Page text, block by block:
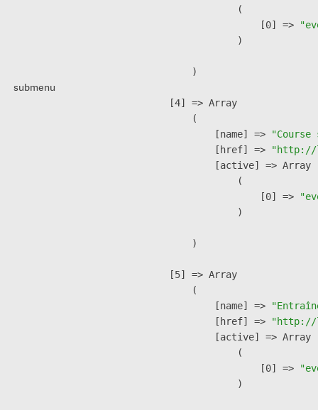
submenu
                (
                    [0] =>
                )
        )
    [4] => Array
        (
            [name] =>
            [href] =>
"http://
            [active] => Array
                (
                    [0] =>
                )
        )
    [5] => Array
        (
            [name] =>
            [href] =>
"http://
            [active] => Array
                (
                    [0] =>
                )